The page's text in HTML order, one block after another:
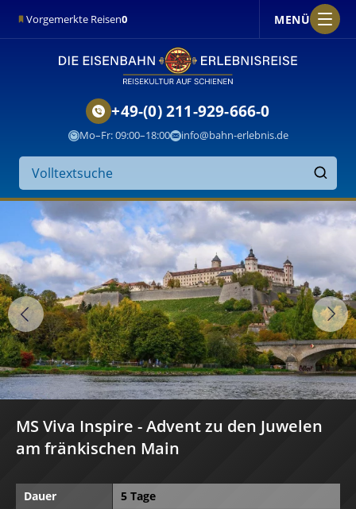
Vorgemerkte Reisen0 MENÜ
Suche
auf
der
Website
Finden
+49-(0) 211-929-666-0
Mo–Fr: 09:00–18:00 info@bahn-erlebnis.de
MS Viva Inspire - Advent zu den Juwelen
am fränkischen Main
Dauer
5 Tage